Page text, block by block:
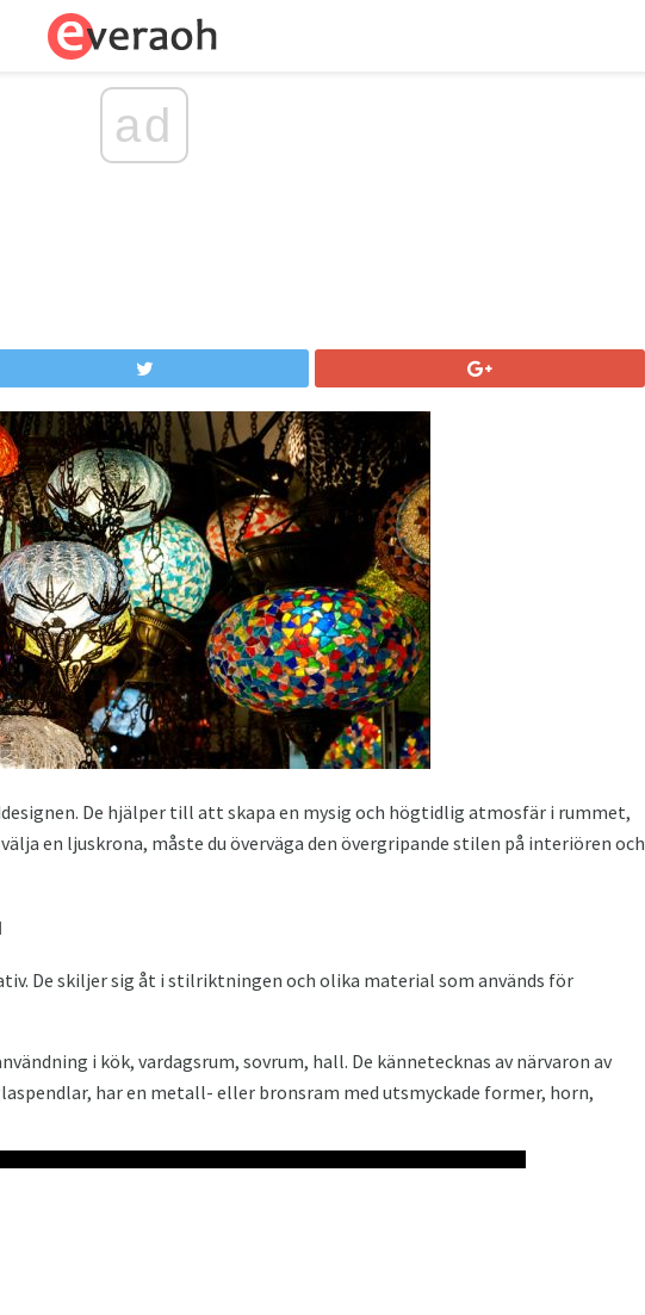
ad
De hjälper till att skapa en mysig och högtidlig atmosfär i rummet,
en ljuskrona, måste du överväga den övergripande stilen på interiören och
De skiljer sig åt i stilriktningen och olika material som används för
i kök, vardagsrum, sovrum, hall. De kännetecknas av närvaron av
har en metall- eller bronsram med utsmyckade former, horn,